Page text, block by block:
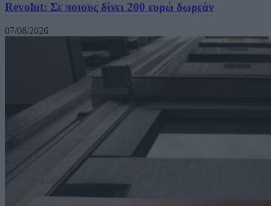
Revolut: Σε ποιους δίνει 200 ευρώ δωρεάν
07/08/2026